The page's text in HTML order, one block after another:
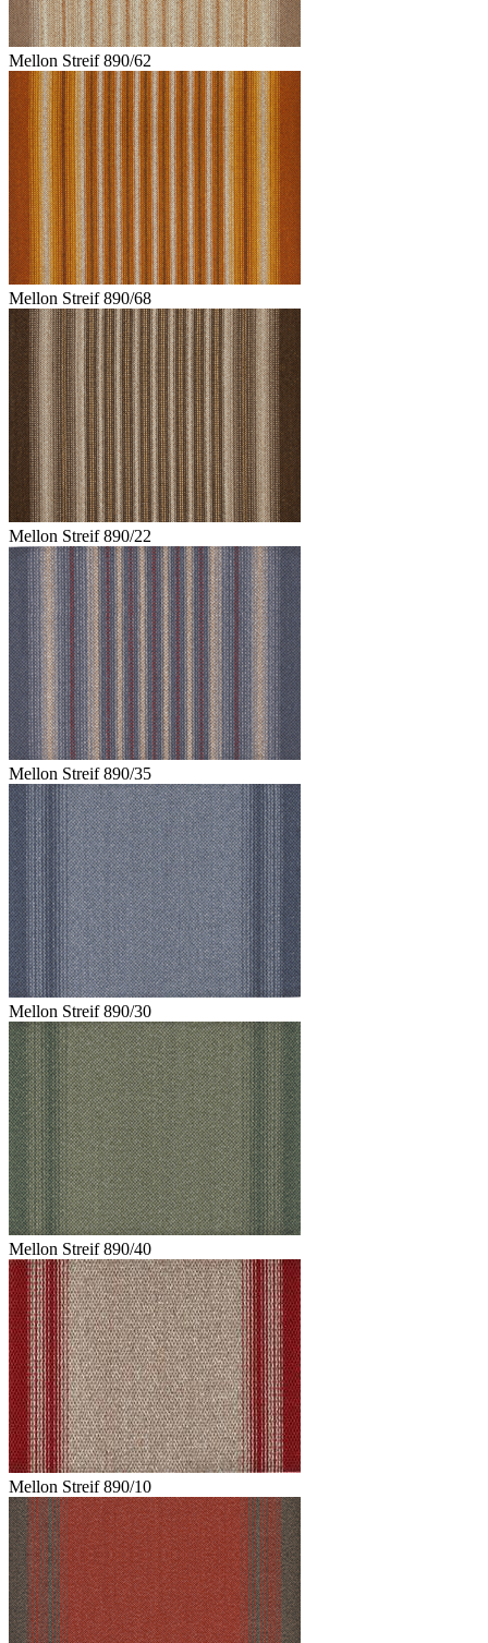
Mellon Streif 890/62
Mellon Streif 890/68
Mellon Streif 890/22
Mellon Streif 890/35
Mellon Streif 890/30
Mellon Streif 890/40
Mellon Streif 890/10